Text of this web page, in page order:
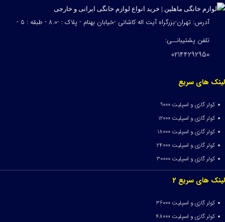
آدرس: تهران-بزرگراه آیت اله کاشانی -خیابان بهنام - پلاک : -8.0 - طبقه : 5 -
تلفن پشتیبانــی:
02144292950
لینک های سریع
کولر گازی و اسپلیت 9000
کولر گازی و اسپلیت 12000
کولر گازی و اسپلیت 18000
کولر گازی و اسپلیت 24000
کولر گازی و اسپلیت 30000
لینک های سریع 2
کولر گازی و اسپلیت 36000
کولر گازی و اسپلیت 48000